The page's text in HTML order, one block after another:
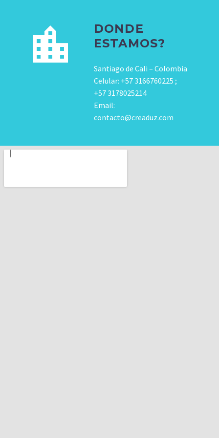
DONDE
ESTAMOS?
Santiago de Cali – Colombia
Celular: +57 3166760225 ;
+57 3178025214
Email:
contacto@creaduz.com